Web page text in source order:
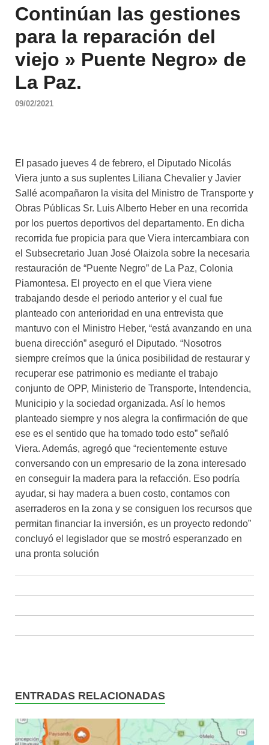
Continúan las gestiones
para la reparación del
viejo » Puente Negro» de
La Paz.
09/02/2021
El pasado jueves 4 de febrero, el Diputado Nicolás
Viera junto a sus suplentes Liliana Chevalier y Javier
Sallé acompañaron la visita del Ministro de Transporte y
Obras Públicas Sr. Luis Alberto Heber en una recorrida
por los puertos deportivos del departamento. En dicha
recorrida fue propicia para que Viera intercambiara con
el Subsecretario Juan José Olaizola sobre la necesaria
restauración de “Puente Negro” de La Paz, Colonia
Piamontesa. El proyecto en el que Viera viene
trabajando desde el periodo anterior y el cual fue
planteado con anterioridad en una entrevista que
mantuvo con el Ministro Heber, “está avanzando en una
buena dirección” aseguró el Diputado. “Nosotros
siempre creímos que la única posibilidad de restaurar y
recuperar ese patrimonio es mediante el trabajo
conjunto de OPP, Ministerio de Transporte, Intendencia,
Municipio y la sociedad organizada. Así lo hemos
planteado siempre y nos alegra la confirmación de que
ese es el sentido que ha tomado todo esto” señaló
Viera. Además, agregó que “recientemente estuve
conversando con un empresario de la zona interesado
en conseguir la madera para la refacción. Eso podría
ayudar, si hay madera a buen costo, contamos con
aserraderos en la zona y se consiguen los recursos que
permitan financiar la inversión, es un proyecto redondo”
concluyó el legislador que se mostró esperanzado en
una pronta solución
ENTRADAS RELACIONADAS